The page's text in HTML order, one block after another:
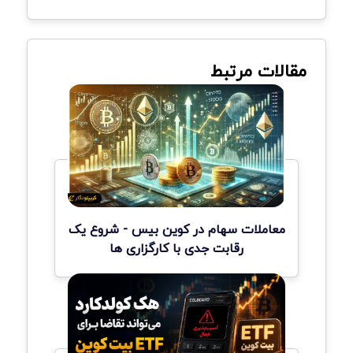
مقالات مرتبط
معاملات سهام در کوین بیس - شروع یک
رقابت جدی با کارگزاری ها